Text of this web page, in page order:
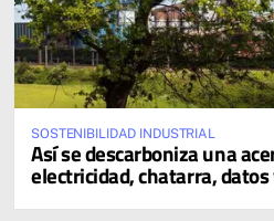
SOSTENIBILIDAD INDUSTRIAL
Así se descarboniza una
electricidad, chatarra, datos